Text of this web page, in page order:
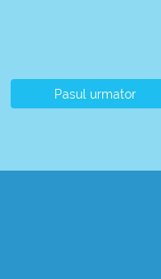
Pasul urmator